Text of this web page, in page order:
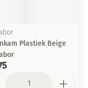
Plastiek Beige